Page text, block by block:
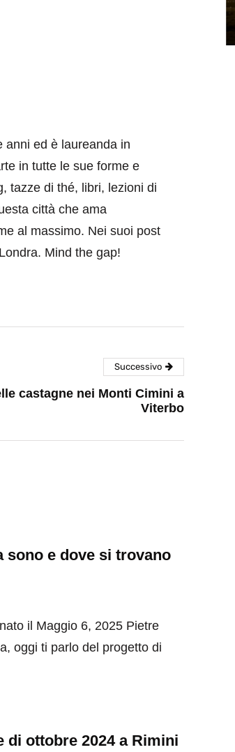
anni ed è laureanda in
in tutte le sue forme e
tazze di thé, libri, lezioni di
città che ama
al massimo. Nei suoi post
Mind the gap!
Successivo
castagne nei Monti Cimini a
Viterbo
sono e dove si trovano
il Maggio 6, 2025 Pietre
oggi ti parlo del progetto di
di ottobre 2024 a Rimini